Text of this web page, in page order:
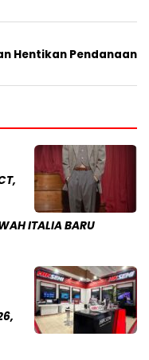
Hentikan Pendanaan
ITALIA BARU